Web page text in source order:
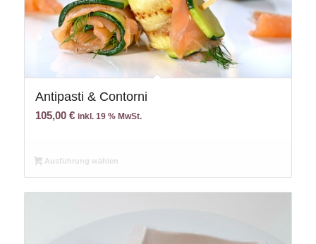
Antipasti & Contorni
105,00 € inkl. 19 % MwSt.
Ausführung wählen